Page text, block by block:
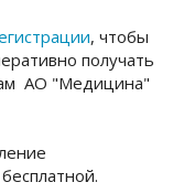
, чтобы
получать
АО "Медицина"